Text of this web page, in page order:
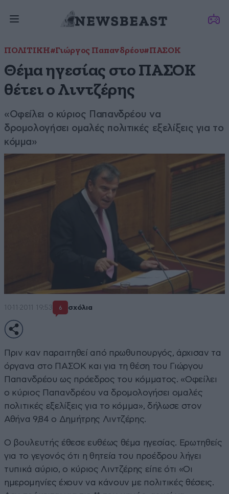
ΠΟΛΙΤΙΚΗ#Γιώργος Παπανδρέου#ΠΑΣΟΚ
Θέμα ηγεσίας στο ΠΑΣΟΚ
θέτει ο Λιντζέρης
«Οφείλει ο κύριος Παπανδρέου να
δρομολογήσει ομαλές πολιτικές εξελίξεις για το
κόμμα»
10·11·2011 19:53 6 σχόλια
Πριν καν παραιτηθεί από πρωθυπουργός, άρχισαν τα
όργανα στο ΠΑΣΟΚ και για τη θέση του Γιώργου
Παπανδρέου ως πρόεδρος του κόμματος. «Οφείλει
ο κύριος Παπανδρέου να δρομολογήσει ομαλές
πολιτικές εξελίξεις για το κόμμα», δήλωσε στον
Αθήνα 9,84 ο Δημήτρης Λιντζέρης.
Ο βουλευτής έθεσε ευθέως θέμα ηγεσίας. Ερωτηθείς
για το γεγονός ότι η θητεία του προέδρου λήγει
τυπικά αύριο, ο κύριος Λιντζέρης είπε ότι «Οι
ημερομηνίες έχουν να κάνουν με πολιτικές θέσεις.